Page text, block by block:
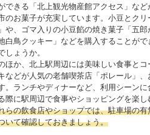
できる「北上観光物産館アクセス」な
のお菓子が充実しています。小豆とク
や、ゴマ入りの小豆餡の焼き菓子「五
白鳥クッキー」などを購入することが
しょうか。
ほか、北上駅周辺には美味しい食事と
などが人気の老舗喫茶店「ポレール」
。ランチやディナーなど、利用シーン
際に駅周辺で食事やショッピングを楽し
らの飲食店やショップでは、駐車場の
いて確認しておきましょう。